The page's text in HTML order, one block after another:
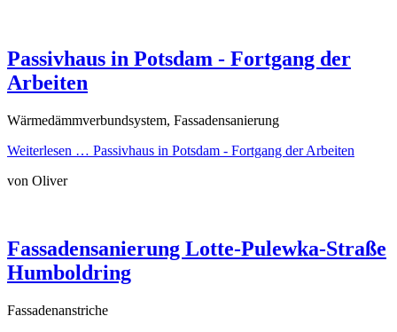
Passivhaus in Potsdam - Fortgang der
Arbeiten
Wärmedämmverbundsystem, Fassadensanierung
Weiterlesen … Passivhaus in Potsdam - Fortgang der Arbeiten
von Oliver
Fassadensanierung Lotte-Pulewka-Straße
Humboldring
Fassadenanstriche